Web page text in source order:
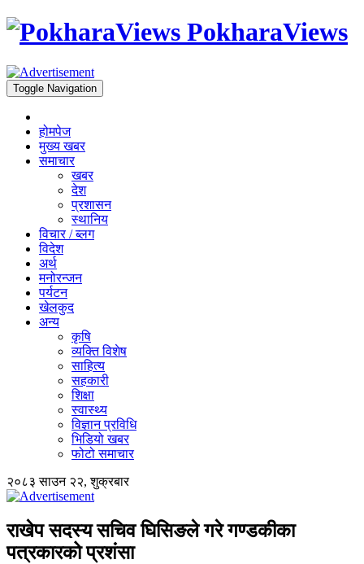
PokharaViews
Toggle Navigation
होमपेज
मुख्य खबर
समाचार
खबर
देश
प्रशासन
स्थानिय
विचार / ब्लग
विदेश
अर्थ
मनोरन्जन
पर्यटन
खेलकुद
अन्य
कृषि
व्यक्ति विशेष
साहित्य
सहकारी
शिक्षा
स्वास्थ्य
विज्ञान प्रविधि
भिडियो खबर
फोटो समाचार
२०८३ साउन २२, शुक्रबार
राखेप सदस्य सचिव घिसिङले गरे गण्डकीका
पत्रकारको प्रशंसा